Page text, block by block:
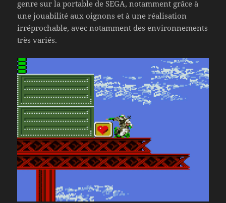
genre sur la portable de SEGA, notamment grâce à
une jouabilité aux oignons et à une réalisation
irréprochable, avec notamment des environnements
très variés.